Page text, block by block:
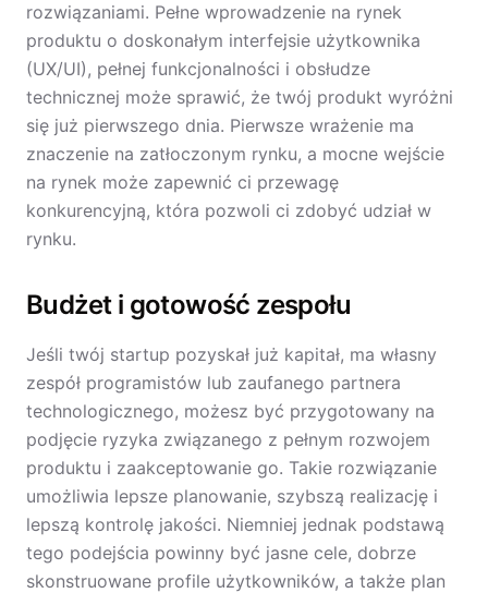
rozwiązaniami. Pełne wprowadzenie na rynek
produktu o doskonałym interfejsie użytkownika
(UX/UI), pełnej funkcjonalności i obsłudze
technicznej może sprawić, że twój produkt wyróżni
się już pierwszego dnia. Pierwsze wrażenie ma
znaczenie na zatłoczonym rynku, a mocne wejście
na rynek może zapewnić ci przewagę
konkurencyjną, która pozwoli ci zdobyć udział w
rynku.
Budżet i gotowość zespołu
Jeśli twój startup pozyskał już kapitał, ma własny
zespół programistów lub zaufanego partnera
technologicznego, możesz być przygotowany na
podjęcie ryzyka związanego z pełnym rozwojem
produktu i zaakceptowanie go. Takie rozwiązanie
umożliwia lepsze planowanie, szybszą realizację i
lepszą kontrolę jakości. Niemniej jednak podstawą
tego podejścia powinny być jasne cele, dobrze
skonstruowane profile użytkowników, a także plan